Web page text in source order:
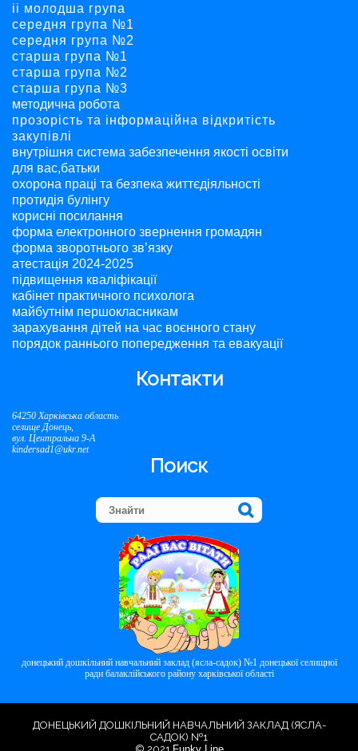
донецький дошкільний навчальний заклад (ясла-садок) №1 донецької селищної
ради балаклійського району харківської області
ii молодша група
середня група №1
середня група №2
старша група №1
старша група №2
старша група №3
методична робота
прозорість та інформаційна відкритість
закупівлі
внутрішня система забезпечення якості освіти
для вас,батьки
охорона праці та безпека життєдіяльності
протидія булінгу
корисні посилання
форма електронного звернення громадян
форма зворотнього зв’язку
атестація 2024-2025
підвищення кваліфікації
кабінет практичного психолога
майбутнім першокласникам
зарахування дітей на час воєнного стану
порядок раннього попередження та евакуації
Контакти
64250 Харківська область
селище Донець,
вул. Центральна 9-А
kindersad1@ukr.net
Поиск
ДОНЕЦЬКИЙ ДОШКІЛЬНИЙ НАВЧАЛЬНИЙ ЗАКЛАД (ЯСЛА-
САДОК) №1